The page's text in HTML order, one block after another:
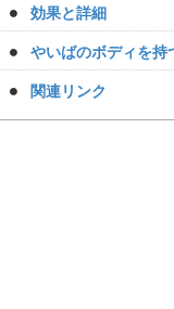
効果と詳細
やいばのボディを持
関連リンク